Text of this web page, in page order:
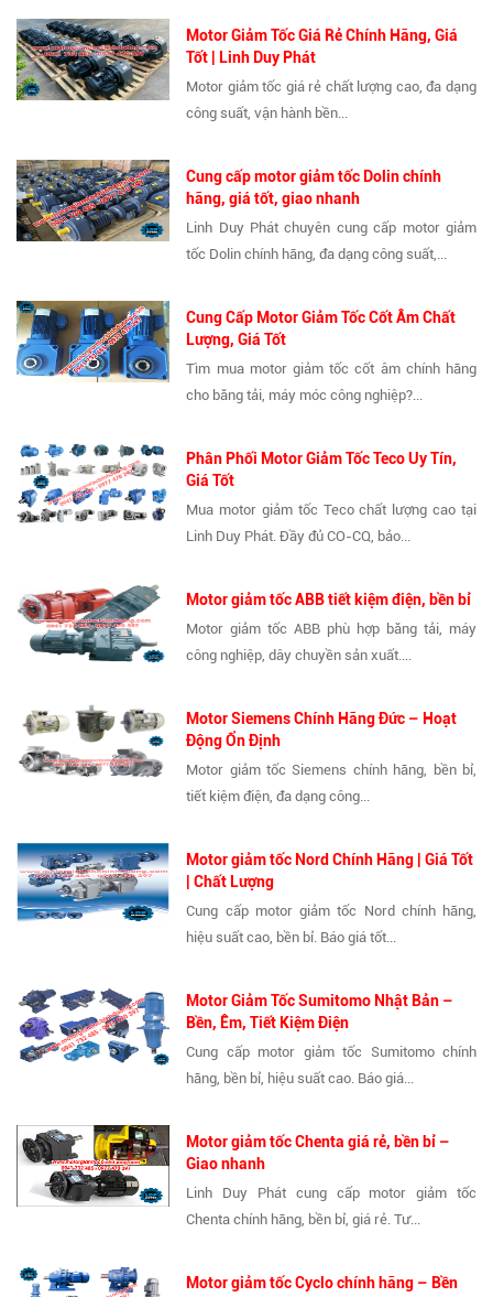
Motor Giảm Tốc Giá Rẻ Chính Hãng, Giá
Tốt | Linh Duy Phát
Motor giảm tốc giá rẻ chất lượng cao, đa dạng
công suất, vận hành bền...
Cung cấp motor giảm tốc Dolin chính
hãng, giá tốt, giao nhanh
Linh Duy Phát chuyên cung cấp motor giảm
tốc Dolin chính hãng, đa dạng công suất,...
Cung Cấp Motor Giảm Tốc Cốt Âm Chất
Lượng, Giá Tốt
Tìm mua motor giảm tốc cốt âm chính hãng
cho băng tải, máy móc công nghiệp?...
Phân Phối Motor Giảm Tốc Teco Uy Tín,
Giá Tốt
Mua motor giảm tốc Teco chất lượng cao tại
Linh Duy Phát. Đầy đủ CO-CQ, bảo...
Motor giảm tốc ABB tiết kiệm điện, bền bỉ
Motor giảm tốc ABB phù hợp băng tải, máy
công nghiệp, dây chuyền sản xuất....
Motor Siemens Chính Hãng Đức – Hoạt
Động Ổn Định
Motor giảm tốc Siemens chính hãng, bền bỉ,
tiết kiệm điện, đa dạng công...
Motor giảm tốc Nord Chính Hãng | Giá Tốt
| Chất Lượng
Cung cấp motor giảm tốc Nord chính hãng,
hiệu suất cao, bền bỉ. Báo giá tốt...
Motor Giảm Tốc Sumitomo Nhật Bản –
Bền, Êm, Tiết Kiệm Điện
Cung cấp motor giảm tốc Sumitomo chính
hãng, bền bỉ, hiệu suất cao. Báo giá...
Motor giảm tốc Chenta giá rẻ, bền bỉ –
Giao nhanh
Linh Duy Phát cung cấp motor giảm tốc
Chenta chính hãng, bền bỉ, giá rẻ. Tư...
Motor giảm tốc Cyclo chính hãng – Bền